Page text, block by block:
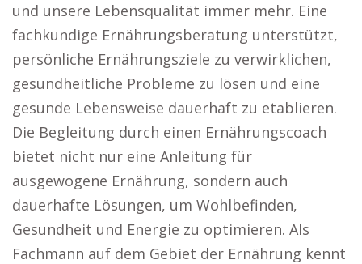
und unsere Lebensqualität immer mehr. Eine
fachkundige Ernährungsberatung unterstützt,
persönliche Ernährungsziele zu verwirklichen,
gesundheitliche Probleme zu lösen und eine
gesunde Lebensweise dauerhaft zu etablieren.
Die Begleitung durch einen Ernährungscoach
bietet nicht nur eine Anleitung für
ausgewogene Ernährung, sondern auch
dauerhafte Lösungen, um Wohlbefinden,
Gesundheit und Energie zu optimieren. Als
Fachmann auf dem Gebiet der Ernährung kennt